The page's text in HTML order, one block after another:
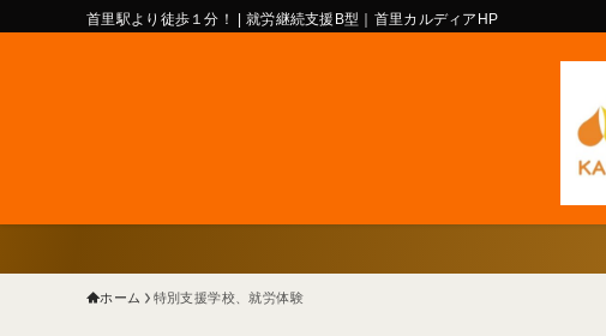
首里駅より徒歩１分！ | 就労継続支援B型｜首里カルディアHP
ホーム 特別支援学校、就労体験